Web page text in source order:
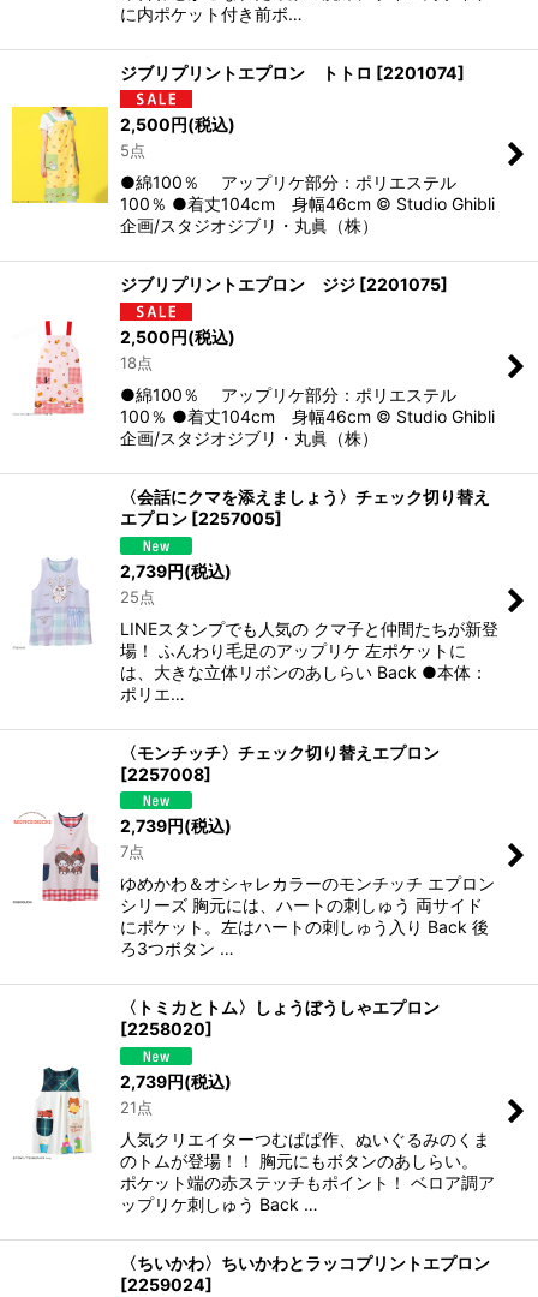
に内ポケット付き前ボ…
ジブリプリントエプロン トトロ [2201074]
2,500円(税込)
5点
●綿100％ アップリケ部分：ポリエステル
100％ ●着丈104cm 身幅46cm © Studio Ghibli
企画/スタジオジブリ・丸眞（株）
ジブリプリントエプロン ジジ [2201075]
2,500円(税込)
18点
●綿100％ アップリケ部分：ポリエステル
100％ ●着丈104cm 身幅46cm © Studio Ghibli
企画/スタジオジブリ・丸眞（株）
〈会話にクマを添えましょう〉チェック切り替え
エプロン [2257005]
2,739円(税込)
25点
LINEスタンプでも人気の クマ子と仲間たちが新登
場！ ふんわり毛足のアップリケ 左ポケットに
は、大きな立体リボンのあしらい Back ●本体：
ポリエ…
〈モンチッチ〉チェック切り替えエプロン
[2257008]
2,739円(税込)
7点
ゆめかわ＆オシャレカラーのモンチッチ エプロン
シリーズ 胸元には、ハートの刺しゅう 両サイド
にポケット。左はハートの刺しゅう入り Back 後
ろ3つボタン …
〈トミカとトム〉しょうぼうしゃエプロン
[2258020]
2,739円(税込)
21点
人気クリエイターつむぱぱ作、ぬいぐるみのくま
のトムが登場！！ 胸元にもボタンのあしらい。
ポケット端の赤ステッチもポイント！ ベロア調ア
ップリケ刺しゅう Back …
〈ちいかわ〉ちいかわとラッコプリントエプロン
[2259024]